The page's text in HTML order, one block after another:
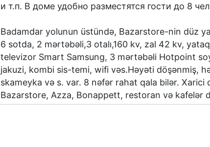
и т.п. В доме удобно разместятся гости до 8
Badamdar yolunun üstündə, Bazarstore-nin düz
6 sotda, 2 mərtəbəli,3 otalı,160 kv, zal 42 kv,
televizor Smart Samsung, 3 mərtəbəli Hotpoint
jakuzi, kombi sis-temi, wifi vəs.Həyəti döşənmiş,
skameyka və s. var. 8 nəfər rahat qala bilər. Xarici
Bazarstore, Azza, Bonappett, restoran və kafelər